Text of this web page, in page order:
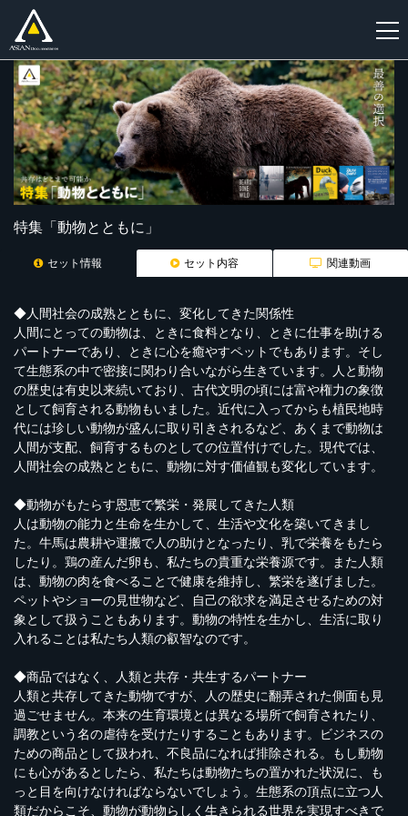
特集「動物とともに」
セット情報 セット内容 関連動画
◆人間社会の成熟とともに、変化してきた関係性
人間にとっての動物は、ときに食料となり、ときに仕事を助ける
パートナーであり、ときに心を癒やすペットでもあります。そし
て生態系の中で密接に関わり合いながら生きています。人と動物
の歴史は有史以来続いており、古代文明の頃には富や権力の象徴
として飼育される動物もいました。近代に入ってからも植民地時
代には珍しい動物が盛んに取り引きされるなど、あくまで動物は
人間が支配、飼育するものとしての位置付けでした。現代では、
人間社会の成熟とともに、動物に対す価値観も変化しています。
◆動物がもたらす恩恵で繁栄・発展してきた人類
人は動物の能力と生命を生かして、生活や文化を築いてきまし
た。牛馬は農耕や運搬で人の助けとなったり、乳で栄養をもたら
したり。鶏の産んだ卵も、私たちの貴重な栄養源です。また人類
は、動物の肉を食べることで健康を維持し、繁栄を遂げました。
ペットやショーの見世物など、自己の欲求を満足させるための対
象として扱うこともあります。動物の特性を生かし、生活に取り
入れることは私たち人類の叡智なのです。
◆商品ではなく、人類と共存・共生するパートナー
人類と共存してきた動物ですが、人の歴史に翻弄された側面も見
過ごせません。本来の生育環境とは異なる場所で飼育されたり、
調教という名の虐待を受けたりすることもあります。ビジネスの
ための商品として扱われ、不良品になれば排除される。もし動物
にも心があるとしたら、私たちは動物たちの置かれた状況に、も
っと目を向けなければならないでしょう。生態系の頂点に立つ人
類だからこそ、動物が動物らしく生きられる世界を実現すべきで